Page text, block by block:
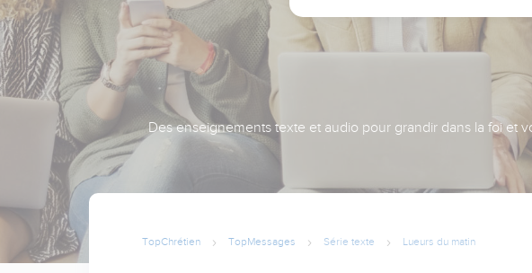
Des enseignements texte et audio pour grandir dans la foi et
TopChrétien TopMessages Série texte Lueurs du matin